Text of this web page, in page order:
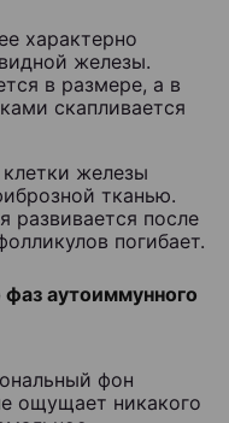
характерно
железы.
в размере, а в
скапливается
железы
тканью.
развивается после
погибает.
аутоиммунного
фон
ощущает никакого